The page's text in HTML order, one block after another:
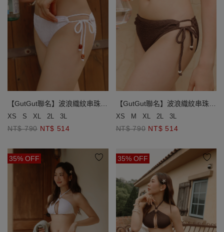
【GutGut聯名】波浪織紋串珠綁
帶泳褲
XS S XL 2L 3L
NT$ 790 NT$ 514
【GutGut聯名】波浪織紋串珠綁
帶泳褲
XS M XL 2L 3L
NT$ 790 NT$ 514
35% OFF 35% OFF